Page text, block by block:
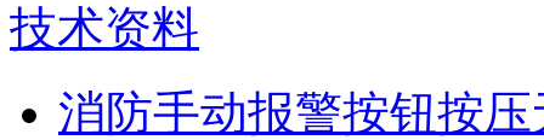
技术资料
消防手动报警按钮按